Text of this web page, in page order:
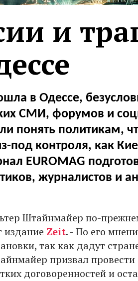
и
в Одессе,
СМИ, форумов и
понять политикам,
под контроля, как
EUROMAG
журналистов и
Штайнмайер по-
издание Zeit. - По его
так как дадут
призвал
договоренностей и